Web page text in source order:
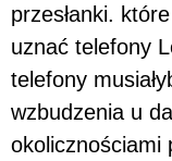
przesłanki.
uznać telefony
telefony
wzbudzenia u
okolicznościami